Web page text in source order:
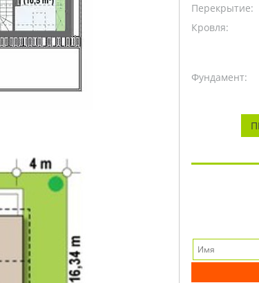
Перекрытие:
Кровля:
Фундамент: